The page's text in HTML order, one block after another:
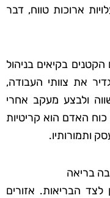
ארוכות טווח, דבר
בקיאים בניהול
את צוותי העבודה,
ולבצע מעקב אחרי
כוח האדם הוא קריטיות
ותמורותיו.
בריאה
לצד הבריאות. אזורים